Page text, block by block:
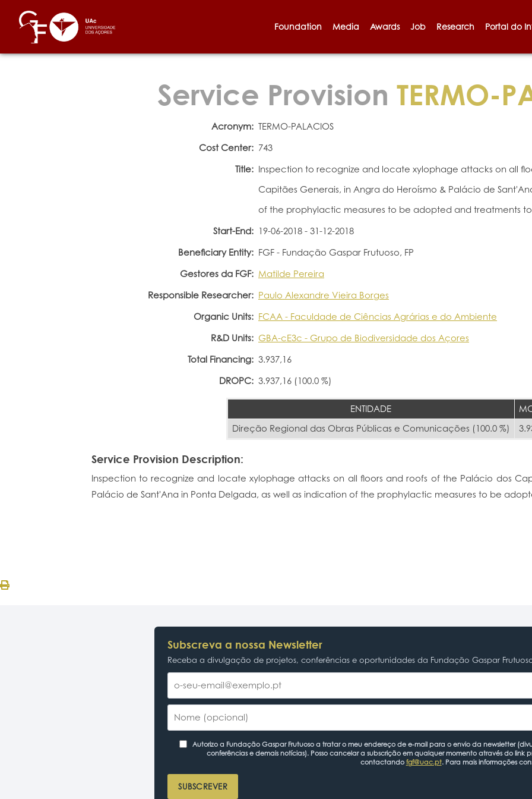
Foundation Media Awards Job Research Portal do
Service Provision TERMO-
Acronym: TERMO-PALACIOS
Cost Center: 743
Title: Inspection to recognize and locate xylophage attacks on all
Capitães Generais, in Angra do Heroísmo & Palácio de
of the prophylactic measures to be adopted and treatments
Start-End: 19-06-2018 - 31-12-2018
Beneficiary Entity: FGF - Fundação Gaspar Frutuoso, FP
Gestores da FGF: Matilde Pereira
Responsible Researcher: Paulo Alexandre Vieira Borges
Organic Units: FCAA - Faculdade de Ciências Agrárias e do Ambiente
R&D Units: GBA-cE3c - Grupo de Biodiversidade dos Açores
Total Financing: 3.937,16
DROPC: 3.937,16 (100.0 %)
ENTIDADE
Direção Regional das Obras Públicas e Comunicações (100.0 %)
Service Provision Description:
Inspection to recognize and locate xylophage attacks on all floors and roofs of the Palácio dos
Palácio de Sant'Ana in Ponta Delgada, as well as indication of the prophylactic measures to be
Subscreva a nossa Newsletter
Receba a divulgação de projetos, conferências e oportunidades da Fundação Gaspar
Autorizo a Fundação Gaspar Frutuoso a tratar o meu endereço de e-mail para o envio da newsletter
conferências e demais notícias). Posso cancelar a subscrição em qualquer momento através do link
contactando fgf@uac.pt. Para mais informações
SUBSCREVER